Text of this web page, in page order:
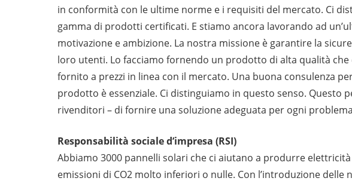
in conformità con le ultime norme e i requisiti del mercato. Ci
gamma di prodotti certificati. E stiamo ancora lavorando ad
motivazione e ambizione. La nostra missione è garantire la
loro utenti. Lo facciamo fornendo un prodotto di alta qualità che
fornito a prezzi in linea con il mercato. Una buona consulenza
prodotto è essenziale. Ci distinguiamo in questo senso. Questo
rivenditori – di fornire una soluzione adeguata per ogni
Responsabilità sociale d’impresa (RSI)
Abbiamo 3000 pannelli solari che ci aiutano a produrre
emissioni di CO2 molto inferiori o nulle. Con l’introduzione delle